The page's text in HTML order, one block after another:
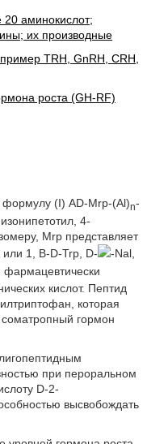
аминокислот;
их производные
TRH, GnRH, CRH,
роста (GH-RF)
(I) AD-Mrp-(Al)n-
4-
Мrр представляет
1, B-D-Trp, D-
-Nal,
фармацевтически
кислот. Пептид
которая
гормон
при пероральном
D-2-
высвобождать